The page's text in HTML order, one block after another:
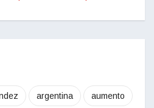
argentina aumento